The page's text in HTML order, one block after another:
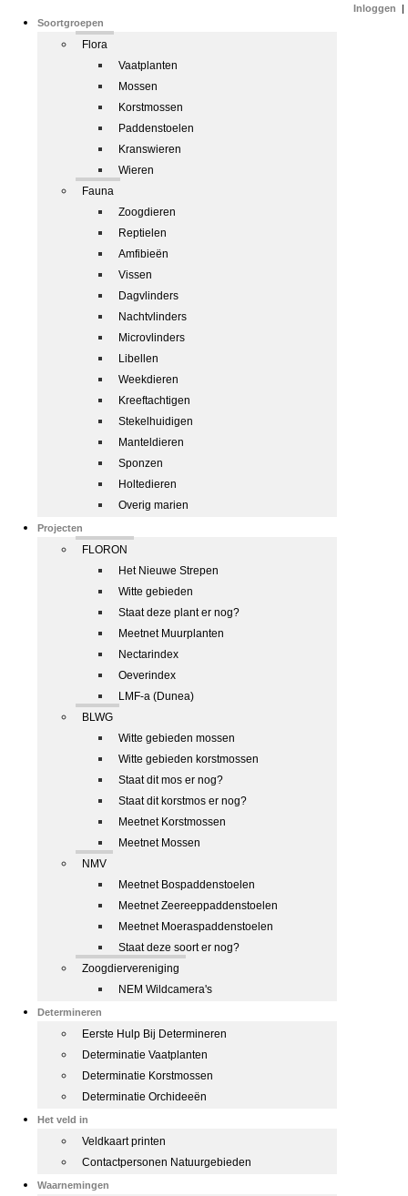
Soortgroepen
Flora
Vaatplanten
Mossen
Korstmossen
Paddenstoelen
Kranswieren
Wieren
Fauna
Zoogdieren
Reptielen
Amfibieën
Vissen
Dagvlinders
Nachtvlinders
Microvlinders
Libellen
Weekdieren
Kreeftachtigen
Stekelhuidigen
Manteldieren
Sponzen
Holtedieren
Overig marien
Projecten
FLORON
Het Nieuwe Strepen
Witte gebieden
Staat deze plant er nog?
Meetnet Muurplanten
Nectarindex
Oeverindex
LMF-a (Dunea)
BLWG
Witte gebieden mossen
Witte gebieden korstmossen
Staat dit mos er nog?
Staat dit korstmos er nog?
Meetnet Korstmossen
Meetnet Mossen
NMV
Meetnet Bospaddenstoelen
Meetnet Zeereeppaddenstoelen
Meetnet Moeraspaddenstoelen
Staat deze soort er nog?
Zoogdiervereniging
NEM Wildcamera's
Determineren
Eerste Hulp Bij Determineren
Determinatie Vaatplanten
Determinatie Korstmossen
Determinatie Orchideeën
Het veld in
Veldkaart printen
Contactpersonen Natuurgebieden
Waarnemingen
Inloggen |